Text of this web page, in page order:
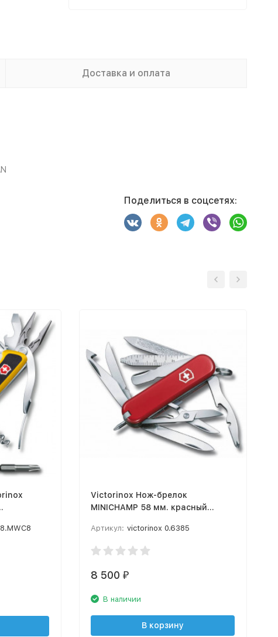
Доставка и оплата
Поделиться в соцсетях:
Victorinox Нож-брелок
MINICHAMP 58 мм. красный
Артикул: victorinox 0.6385
8 500 ₽
В наличии
В корзину